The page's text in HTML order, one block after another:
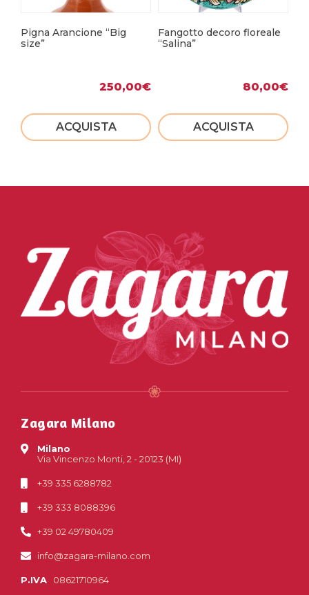
Pigna Arancione “Big
size”
250,00€
ACQUISTA
Fangotto decoro floreale
“Salina”
80,00€
ACQUISTA
Zagara Milano
Milano
Via Vincenzo Monti, 2 - 20123 (MI)
+39 335 6288782
+39 333 8088396
+39 02 49780409
info@zagara-milano.com
P.IVA 08621710964